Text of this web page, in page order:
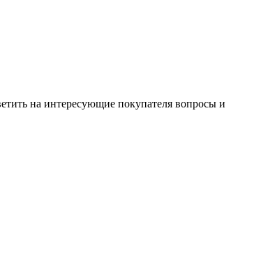
на интересующие покупателя вопросы и